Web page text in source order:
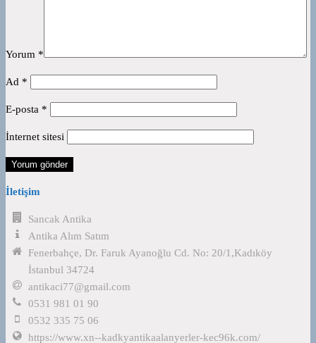
Yorum *
Ad *
E-posta *
İnternet sitesi
İletişim
Sancak Antika
Antika Alım Satım
Fenerbahçe, Dr. Faruk Ayanoğlu Cd. No: 20/1,Kadıköy
İstanbul 34724
antikaci77@gmail.com
0531 981 01 90
0532 335 75 06
https://www.xn--kadkyantikaalanyerler-kec96k.com/